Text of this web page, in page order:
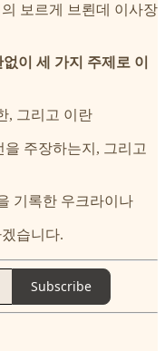
보르게 브뢴데 이사장
이 세 가지 주제로 이
, 그리고 이란
주장하는지, 그리고
기록한 우크라이나
습니다.
Subscribe